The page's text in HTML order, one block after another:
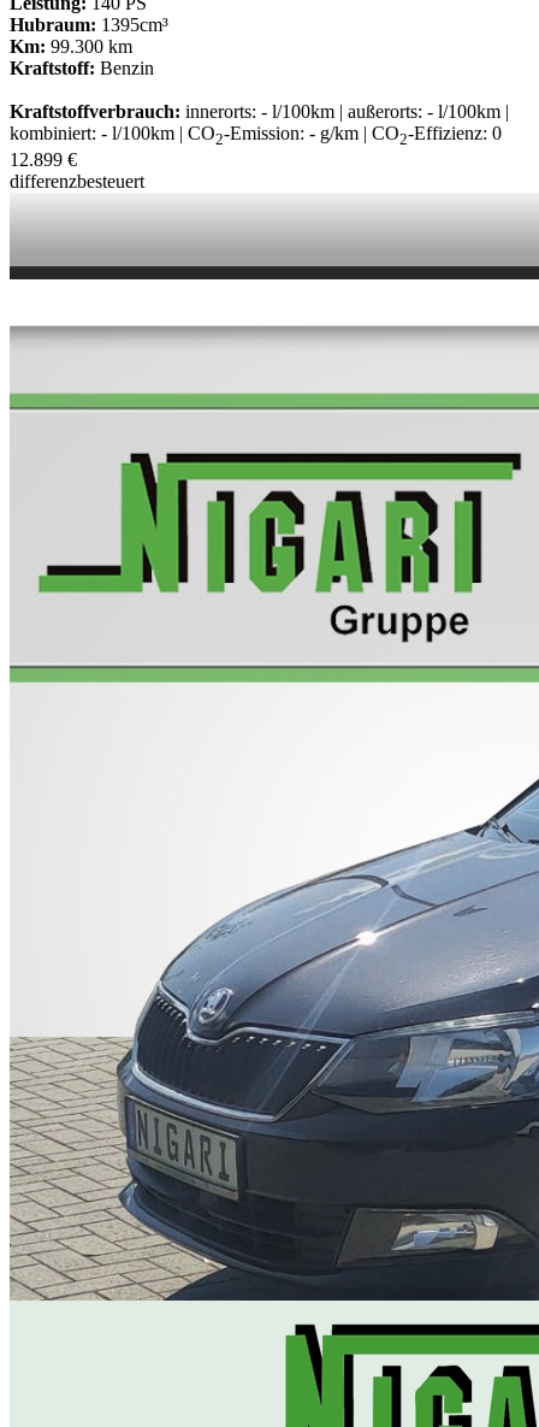
Hubraum: 1395cm³
Km: 99.300 km
Kraftstoff: Benzin
Kraftstoffverbrauch: innerorts: - l/100km | außerorts: - l/100km |
kombiniert: - l/100km | CO2-Emission: - g/km | CO2-Effizienz: 0
12.899 €
differenzbesteuert